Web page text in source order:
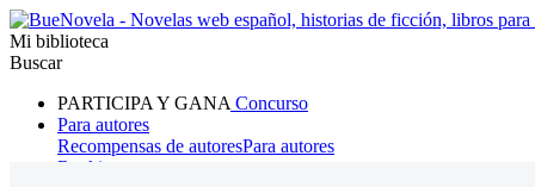
Mi biblioteca
Buscar
PARTICIPA Y GANA Concurso
Para autores
Recompensas de autoresPara autores
Ranking